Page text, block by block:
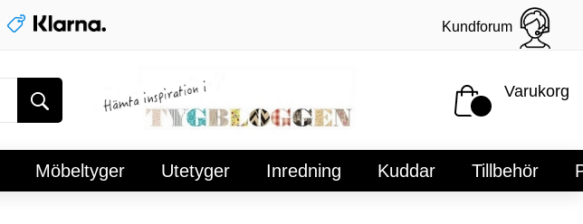
Kundforum
Varukorg
Möbeltyger Utetyger Inredning Kuddar Tillbehör